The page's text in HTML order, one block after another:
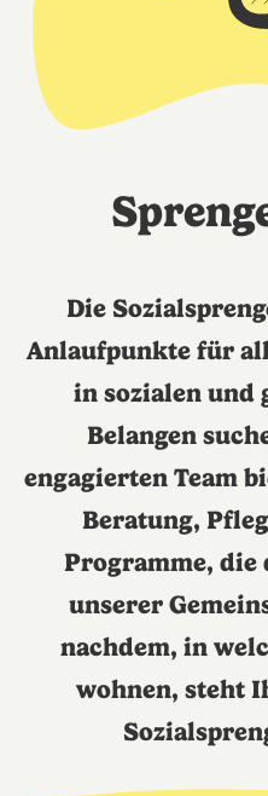
Die
Anlaufpunkte für
in sozialen und
Belangen
engagierten Team
Beratung,
Programme, die
unserer
nachdem, in
wohnen, steht